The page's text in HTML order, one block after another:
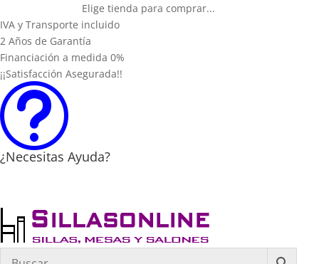
Elige tienda para comprar...
IVA y Transporte incluido
2 Años de Garantía
Financiación a medida 0%
¡¡Satisfacción Asegurada!!
t
¿Necesitas Ayuda?